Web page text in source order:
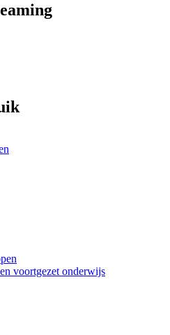
voortgezet onderwijs